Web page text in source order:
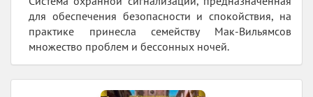
для обеспечения безопасности и спокойствия, на
практике принесла семейству Мак-Вильямсов
множество проблем и бессонных ночей.